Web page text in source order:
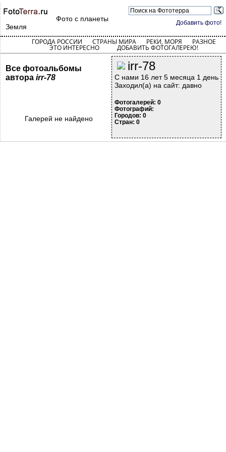
Добавить фото!
Фото с планеты
Земля
ГОРОДА РОССИИ СТРАНЫ МИРА РЕКИ, МОРЯ РАЗНОЕ
ЭТО ИНТЕРЕСНО ДОБАВИТЬ ФОТОГАЛЕРЕЮ!
irr-78
С нами 16 лет 5 месяца 1 день
Заходил(а) на сайт: давно
Фотогалерей: 0
Фотографий:
Городов: 0
Стран: 0
Все фотоальбомы
автора irr-78
Галерей не найдено